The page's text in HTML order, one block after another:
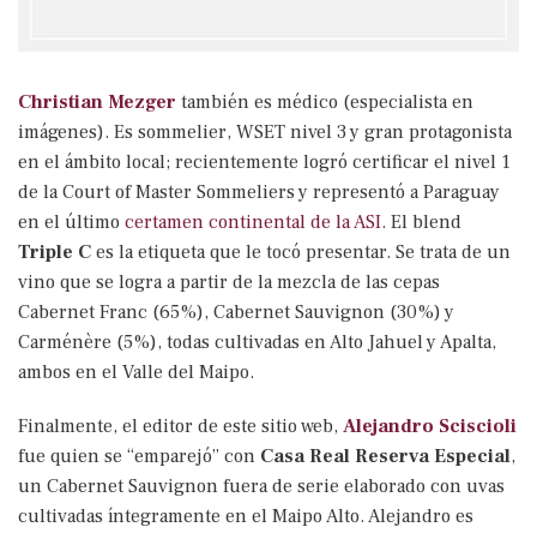
Christian Mezger también es médico (especialista en
imágenes). Es sommelier, WSET nivel 3 y gran protagonista
en el ámbito local; recientemente logró certificar el nivel 1
de la Court of Master Sommeliers y representó a Paraguay
en el último certamen continental de la ASI. El blend
Triple C es la etiqueta que le tocó presentar. Se trata de un
vino que se logra a partir de la mezcla de las cepas
Cabernet Franc (65%), Cabernet Sauvignon (30%) y
Carménère (5%), todas cultivadas en Alto Jahuel y Apalta,
ambos en el Valle del Maipo.
Finalmente, el editor de este sitio web, Alejandro Sciscioli
fue quien se “emparejó” con Casa Real Reserva Especial,
un Cabernet Sauvignon fuera de serie elaborado con uvas
cultivadas íntegramente en el Maipo Alto. Alejandro es